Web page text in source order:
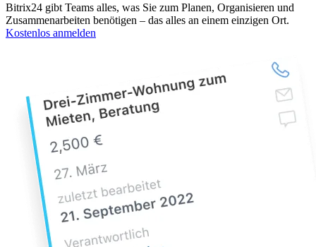
Bitrix24 gibt Teams alles, was Sie zum Planen, Organisieren und
Zusammenarbeiten benötigen – das alles an einem einzigen Ort.
Kostenlos anmelden